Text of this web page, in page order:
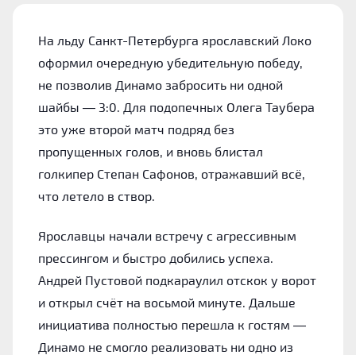
На льду Санкт-Петербурга ярославский Локо
оформил очередную убедительную победу,
не позволив Динамо забросить ни одной
шайбы — 3:0. Для подопечных Олега Таубера
это уже второй матч подряд без
пропущенных голов, и вновь блистал
голкипер Степан Сафонов, отражавший всё,
что летело в створ.
Ярославцы начали встречу с агрессивным
прессингом и быстро добились успеха.
Андрей Пустовой подкараулил отскок у ворот
и открыл счёт на восьмой минуте. Дальше
инициатива полностью перешла к гостям —
Динамо не смогло реализовать ни одно из